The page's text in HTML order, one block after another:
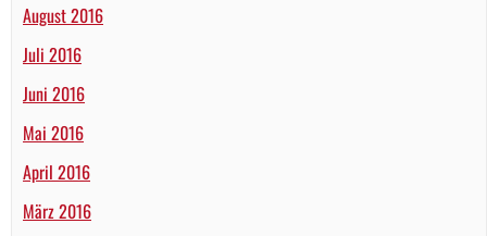
August 2016
Juli 2016
Juni 2016
Mai 2016
April 2016
März 2016